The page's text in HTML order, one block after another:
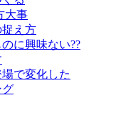
大事
え方
に興味ない??
で変化した
グ